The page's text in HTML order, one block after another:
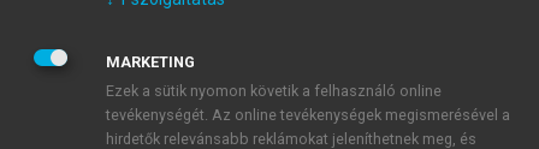
JELSZÓ
JELSZÓ ÚJRA
MARKETING
Ezek a sütik nyomon követik a felhasználó online
tevékenységét. Az online tevékenységek megismerésével a
hirdetők relevánsabb reklámokat jeleníthetnek meg, és